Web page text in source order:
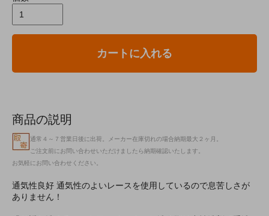
カートに入れる
商品の説明
通常４～７営業日後に出荷。メーカー在庫切れの場合納期最大２ヶ月。
ご注文前にお問い合わせいただけましたら納期確認いたします。
お気軽にお問い合わせください。
通気性良好 通気性のよいレースを使用しているので息苦しさが
ありません！